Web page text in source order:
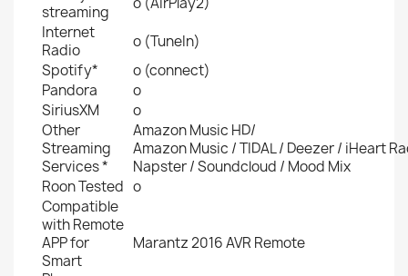
streaming
Internet
Radio
o (TuneIn)
Spotify*
o (connect)
Pandora
o
SiriusXM
o
Other
Streaming
Services *
Amazon Music HD/
Amazon Music / TIDAL / Deezer / iHeart
Napster / Soundcloud / Mood Mix
Roon Tested o
Compatible
with Remote
APP for
Smart
Marantz 2016 AVR Remote